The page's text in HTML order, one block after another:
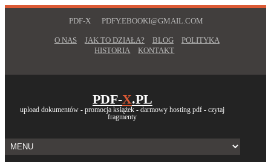
PDF-X PDFY.EBOOKI@GMAIL.COM
O NAS JAK TO DZIAŁA? BLOG
POLITYKA
HISTORIA
KONTAKT
PDF-X.PL
upload dokumentów - promocja książek - darmowy hosting pdf - czytaj
fragmenty